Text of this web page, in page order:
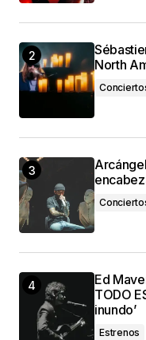
North
Ed
TODO
inundo’
Estrenos